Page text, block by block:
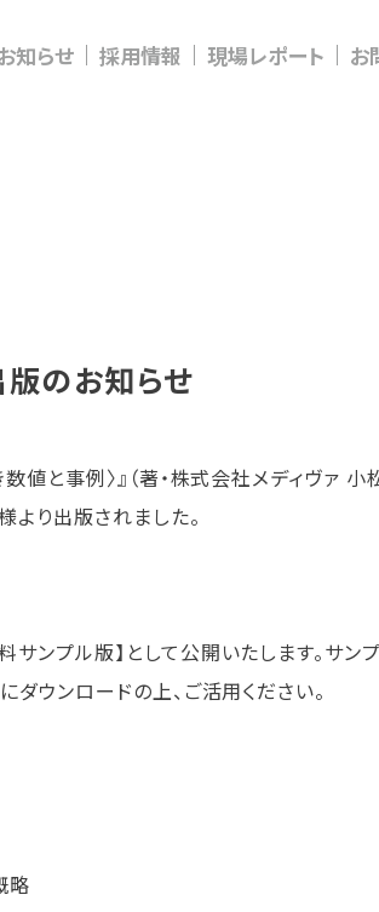
知らせ 採用情報 現場レポート お
のお知らせ
値と事例〉』（著・株式会社メディヴァ 小
より出版されました。
ンプル版】として公開いたします。サン
ウンロードの上、ご活用ください。
略